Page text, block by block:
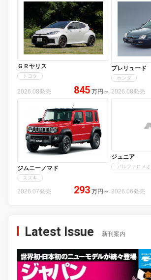
ＧＲヤリス
トヨタ
2026.08発売 845 万円 ～
プレリュード
ホンダ
2026.08発売
ジムニーノマド
スズキ
2026.07発売 293 万円 ～
ジュニア
アルファロメオ
2026.06発売
Latest Issue 新刊案内